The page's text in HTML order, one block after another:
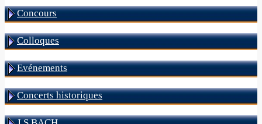
Concours
Colloques
Evénements
Concerts historiques